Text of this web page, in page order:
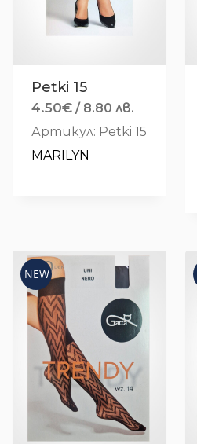
Petki 15
4.50€ / 8.80 лв.
Артикул: Petki 15
MARILYN
NEW